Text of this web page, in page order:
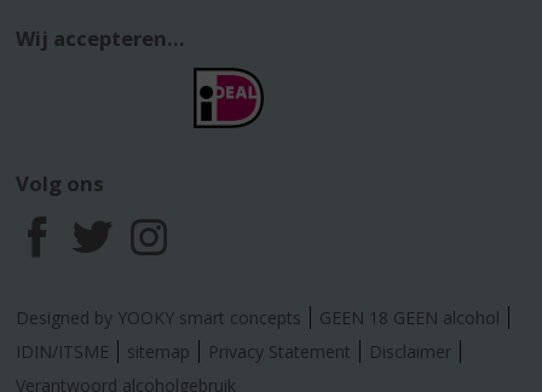
Wij accepteren...
Volg ons
F
a
c
T
w
i
I
n
s
Designed by YOOKY smart concepts
GEEN 18 GEEN alcohol
IDIN/ITSME
sitemap Privacy Statement
Disclaimer
Verantwoord alcoholgebruik